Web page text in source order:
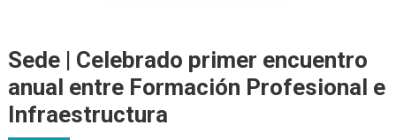
Sede | Celebrado primer encuentro
anual entre Formación Profesional e
Infraestructura